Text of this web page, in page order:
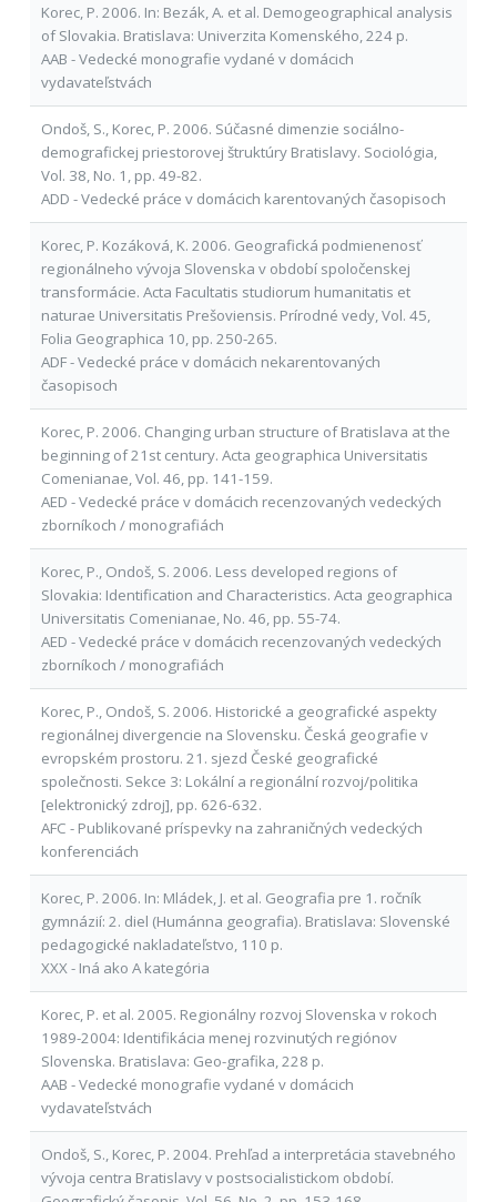
Korec, P. 2006. In: Bezák, A. et al. Demogeographical analysis
of Slovakia. Bratislava: Univerzita Komenského, 224 p.
AAB - Vedecké monografie vydané v domácich
vydavateľstvách
Ondoš, S., Korec, P. 2006. Súčasné dimenzie sociálno-
demografickej priestorovej štruktúry Bratislavy. Sociológia,
Vol. 38, No. 1, pp. 49-82.
ADD - Vedecké práce v domácich karentovaných časopisoch
Korec, P. Kozáková, K. 2006. Geografická podmienenosť
regionálneho vývoja Slovenska v období spoločenskej
transformácie. Acta Facultatis studiorum humanitatis et
naturae Universitatis Prešoviensis. Prírodné vedy, Vol. 45,
Folia Geographica 10, pp. 250-265.
ADF - Vedecké práce v domácich nekarentovaných
časopisoch
Korec, P. 2006. Changing urban structure of Bratislava at the
beginning of 21st century. Acta geographica Universitatis
Comenianae, Vol. 46, pp. 141-159.
AED - Vedecké práce v domácich recenzovaných vedeckých
zborníkoch / monografiách
Korec, P., Ondoš, S. 2006. Less developed regions of
Slovakia: Identification and Characteristics. Acta geographica
Universitatis Comenianae, No. 46, pp. 55-74.
AED - Vedecké práce v domácich recenzovaných vedeckých
zborníkoch / monografiách
Korec, P., Ondoš, S. 2006. Historické a geografické aspekty
regionálnej divergencie na Slovensku. Česká geografie v
evropském prostoru. 21. sjezd České geografické
společnosti. Sekce 3: Lokální a regionální rozvoj/politika
[elektronický zdroj], pp. 626-632.
AFC - Publikované príspevky na zahraničných vedeckých
konferenciách
Korec, P. 2006. In: Mládek, J. et al. Geografia pre 1. ročník
gymnázií: 2. diel (Humánna geografia). Bratislava: Slovenské
pedagogické nakladateľstvo, 110 p.
XXX - Iná ako A kategória
Korec, P. et al. 2005. Regionálny rozvoj Slovenska v rokoch
1989-2004: Identifikácia menej rozvinutých regiónov
Slovenska. Bratislava: Geo-grafika, 228 p.
AAB - Vedecké monografie vydané v domácich
vydavateľstvách
Ondoš, S., Korec, P. 2004. Prehľad a interpretácia stavebného
vývoja centra Bratislavy v postsocialistickom období.